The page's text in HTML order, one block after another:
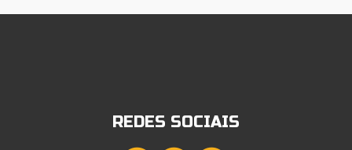
REDES SOCIAIS